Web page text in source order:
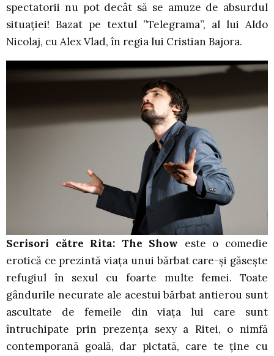
spectatorii nu pot decât să se amuze de absurdul
situației! Bazat pe textul ”Telegrama”, al lui Aldo
Nicolaj, cu Alex Vlad, în regia lui Cristian Bajora.
Scrisori către Rita: The Show este o comedie
erotică ce prezintă viața unui bărbat care-și găsește
refugiul în sexul cu foarte multe femei. Toate
gândurile necurate ale acestui bărbat antierou sunt
ascultate de femeile din viața lui care sunt
întruchipate prin prezența sexy a Ritei, o nimfă
contemporană goală, dar pictată, care te ține cu